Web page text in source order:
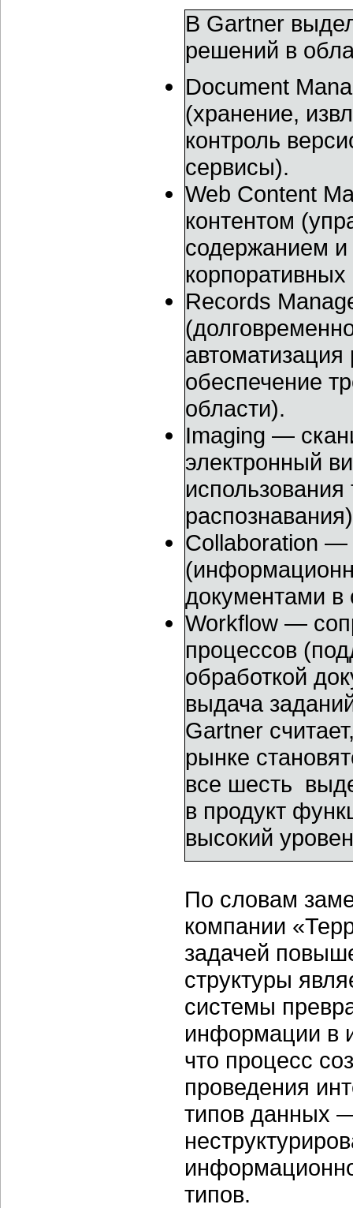
В Gartner
решений в
Document
(хранение,
контроль
сервисы).
Web Content
контентом
содержанием и
Records
обеспечение
области).
Imaging —
электронный
использования
Collaboration —
документами в
Workflow —
процессов
обработкой
выдача
Gartner
рынке
все шесть
в продукт
высокий
По словам
компании
задачей
структуры
системы
информации в
что процесс
проведения
типов данных
типов.